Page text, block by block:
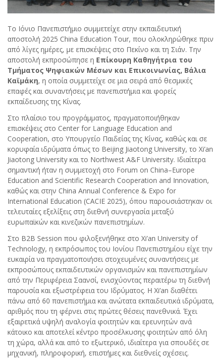
Το Ιόνιο Πανεπιστήμιο συμμετείχε στην εκπαιδευτική
αποστολή 2025 China Education Tour, που ολοκληρώθηκε πριν
από λίγες ημέρες, με επισκέψεις στο Πεκίνο και τη Σιάν. Την
αποστολή εκπροσώπησε η Επίκουρη Καθηγήτρια του
Τμήματος Ψηφιακών Μέσων και Επικοινωνίας, Βάλια
Καϊμάκη, η οποία συμμετείχε σε μια σειρά από θεσμικές
επαφές και συναντήσεις με πανεπιστήμια και φορείς
εκπαίδευσης της Κίνας.
Στο πλαίσιο του προγράμματος, πραγματοποιήθηκαν
επισκέψεις στο Center for Language Education and
Cooperation, στο Υπουργείο Παιδείας της Κίνας, καθώς και σε
κορυφαία ιδρύματα όπως το Beijing Jiaotong University, το Xi’an
Jiaotong University και το Northwest A&F University. Ιδιαίτερα
σημαντική ήταν η συμμετοχή στο Forum on China–Europe
Education and Scientific Research Cooperation and Innovation,
καθώς και στην China Annual Conference & Expo for
International Education (CACIE 2025), όπου παρουσιάστηκαν οι
τελευταίες εξελίξεις στη διεθνή συνεργασία μεταξύ
ευρωπαϊκών και κινεζικών πανεπιστημίων.
Στο B2B Session που φιλοξενήθηκε στο Xi’an University of
Technology, η εκπρόσωπος του Ιονίου Πανεπιστημίου είχε την
ευκαιρία να πραγματοποιήσει στοχευμένες συναντήσεις με
εκπροσώπους εκπαιδευτικών οργανισμών και πανεπιστημίων
από την Περιφέρεια Σαανσί, ενισχύοντας περαιτέρω τη διεθνή
παρουσία και εξωστρέφεια του Ιδρύματος. Η Xi’an διαθέτει
πάνω από 60 πανεπιστήμια και ανώτατα εκπαιδευτικά ιδρύματα,
αριθμός που τη φέρνει στις πρώτες θέσεις πανεθνικά. Έχει
εξαιρετικά υψηλή αναλογία φοιτητών και ερευνητών ανά
κάτοικο και αποτελεί κέντρο προσέλκυσης φοιτητών από όλη
τη χώρα, αλλά και από το εξωτερικό, ιδιαίτερα για σπουδές σε
μηχανική, πληροφορική, επιστήμες και διεθνείς σχέσεις.